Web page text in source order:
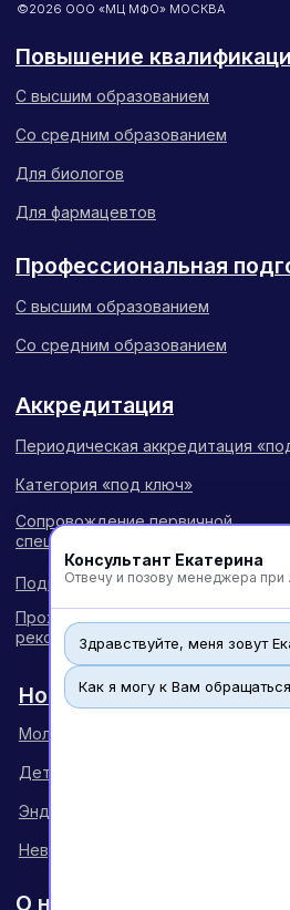
Консультант Екатерина
Здравствуйте, меня зовут
Как я могу к Вам